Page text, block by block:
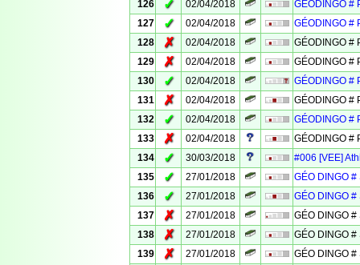
126
✓ 02/04/2018
GÉODINGO #
127
✓ 02/04/2018
GÉODINGO #
128
✗ 02/04/2018
GÉODINGO #
129
✗ 02/04/2018
GÉODINGO #
130
✓ 02/04/2018
GÉODINGO #
131
✗ 02/04/2018
GÉODINGO #
132
✓ 02/04/2018
GÉODINGO #
133
✗ 02/04/2018
GÉODINGO #
134
✓ 30/03/2018
#006 [VEE]
135
✓ 27/01/2018
GÉO DINGO
136
✓ 27/01/2018
GÉO DINGO #
137
✗ 27/01/2018
GÉO DINGO
138
✗ 27/01/2018
GÉO DINGO
139
✗ 27/01/2018
GÉO DINGO